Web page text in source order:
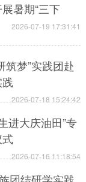
山西
重庆
暑期“三下
2026-07-19 17:31:41
筑梦”实践团赴
2026-07-18 15:24:42
进大庆油田”专
2026-07-16 11:18:54